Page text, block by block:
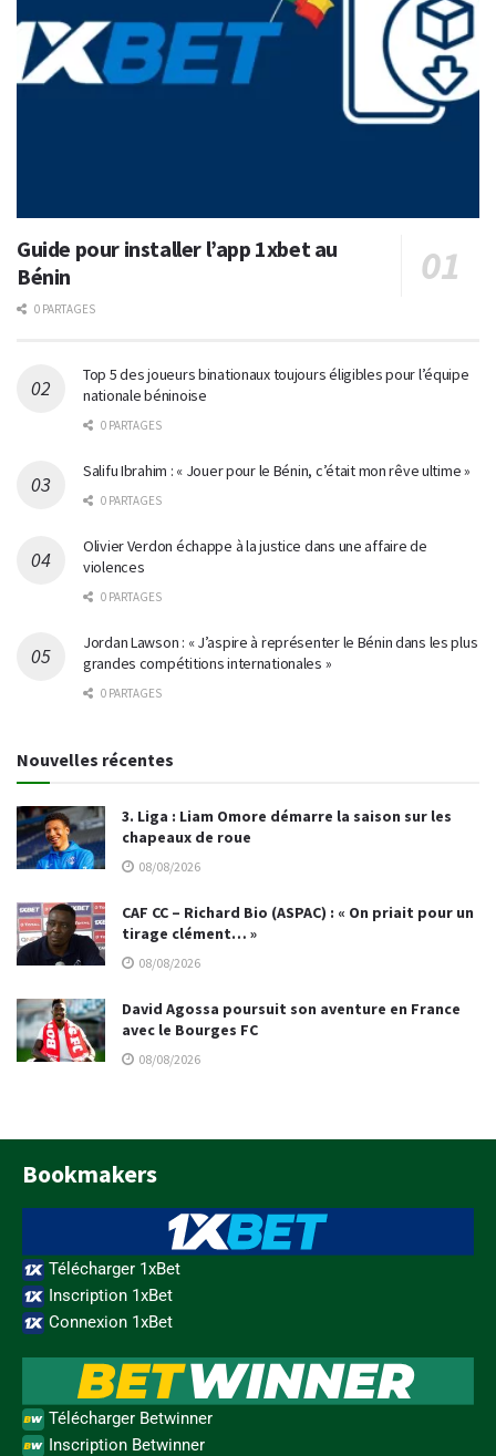
Guide pour installer l’app 1xbet au
Bénin
0 PARTAGES
Top 5 des joueurs binationaux toujours éligibles pour l’équipe
nationale béninoise
0 PARTAGES
Salifu Ibrahim : « Jouer pour le Bénin, c’était mon rêve ultime »
0 PARTAGES
Olivier Verdon échappe à la justice dans une affaire de
violences
0 PARTAGES
Jordan Lawson : « J’aspire à représenter le Bénin dans les plus
grandes compétitions internationales »
0 PARTAGES
Nouvelles récentes
3. Liga : Liam Omore démarre la saison sur les
chapeaux de roue
08/08/2026
CAF CC – Richard Bio (ASPAC) : « On priait pour un
tirage clément… »
08/08/2026
David Agossa poursuit son aventure en France
avec le Bourges FC
08/08/2026
Bookmakers
Télécharger 1xBet
Inscription 1xBet
Connexion 1xBet
Télécharger Betwinner
Inscription Betwinner